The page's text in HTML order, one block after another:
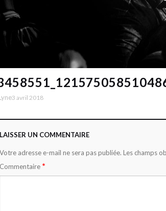
3 avril 2018
LAISSER UN COMMENTAIRE
Votre adresse e-mail ne sera pas publiée. Les champs
Commentaire *